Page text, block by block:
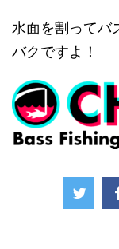
水面を割ってバ
バクですよ！